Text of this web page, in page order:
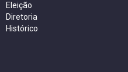
Eleição
Diretoria
Histórico